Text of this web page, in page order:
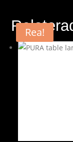
Rea!